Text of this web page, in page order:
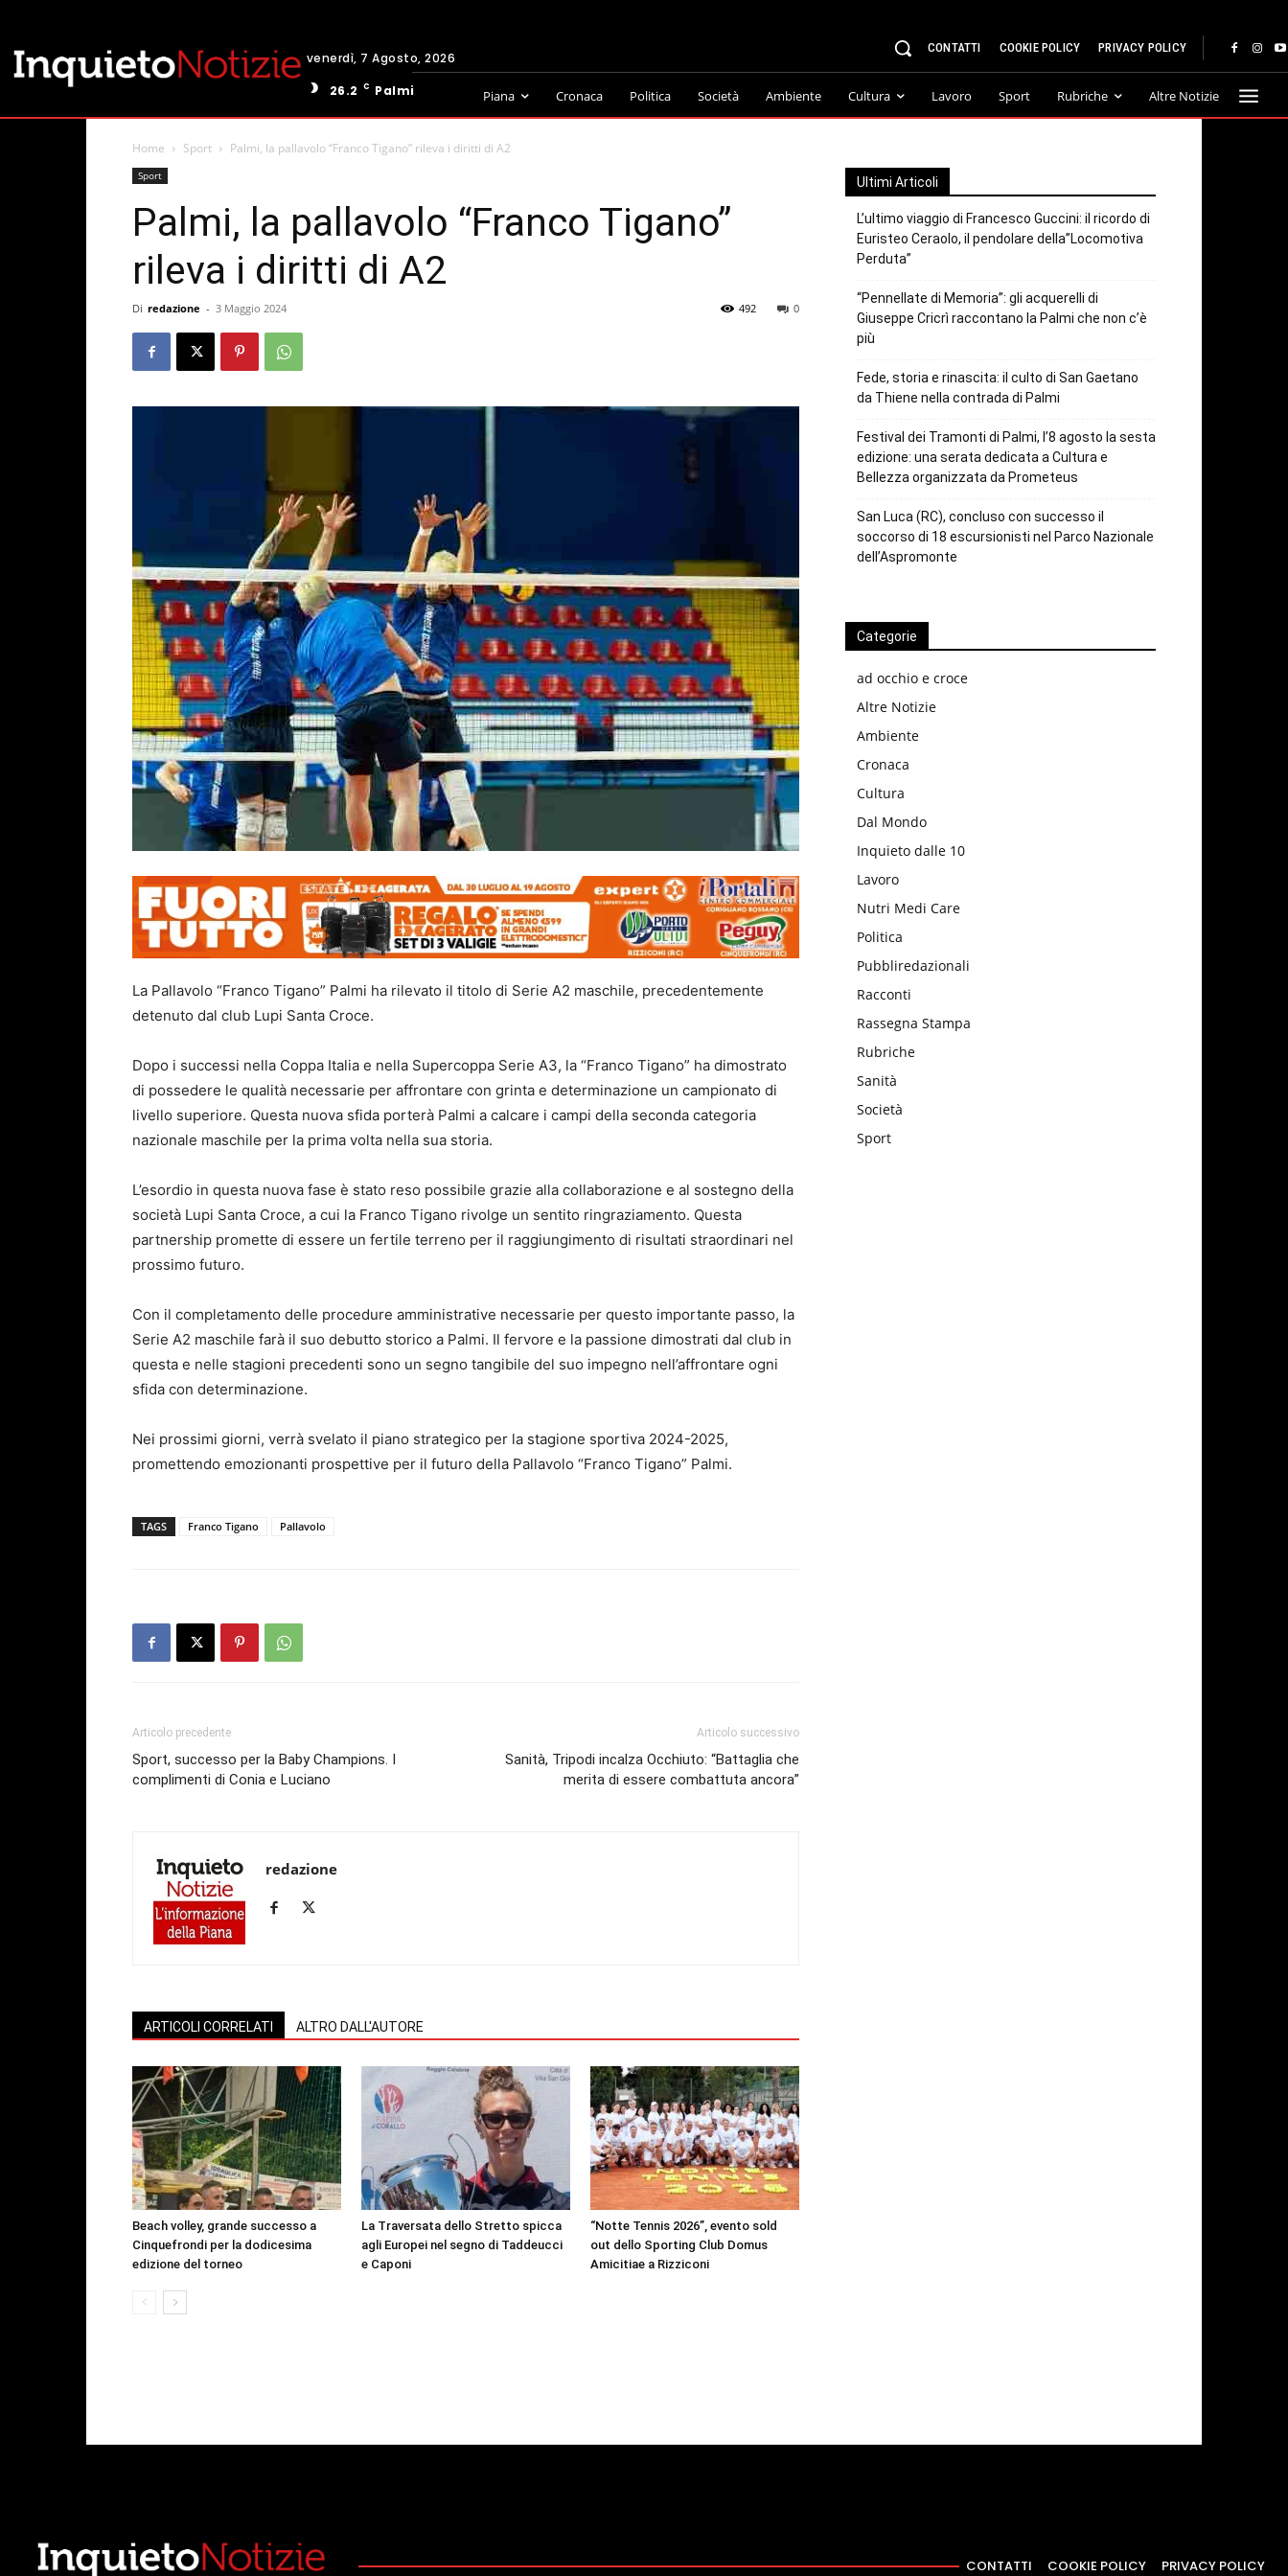
venerdì, 7 Agosto, 2026
26.2
C Palmi
CONTATTI COOKIE POLICY PRIVACY POLICY
Piana Cronaca Politica Società Ambiente Cultura Lavoro Sport Rubriche Altre Notizie
Home Sport Palmi, la pallavolo “Franco Tigano” rileva i diritti di A2
Sport
Palmi, la pallavolo “Franco Tigano”
rileva i diritti di A2
Di redazione - 3 Maggio 2024 0
492
La Pallavolo “Franco Tigano” Palmi ha rilevato il titolo di Serie A2 maschile, precedentemente
detenuto dal club Lupi Santa Croce.
Dopo i successi nella Coppa Italia e nella Supercoppa Serie A3, la “Franco Tigano” ha dimostrato
di possedere le qualità necessarie per affrontare con grinta e determinazione un campionato di
livello superiore. Questa nuova sfida porterà Palmi a calcare i campi della seconda categoria
nazionale maschile per la prima volta nella sua storia.
L’esordio in questa nuova fase è stato reso possibile grazie alla collaborazione e al sostegno della
società Lupi Santa Croce, a cui la Franco Tigano rivolge un sentito ringraziamento. Questa
partnership promette di essere un fertile terreno per il raggiungimento di risultati straordinari nel
prossimo futuro.
Con il completamento delle procedure amministrative necessarie per questo importante passo, la
Serie A2 maschile farà il suo debutto storico a Palmi. Il fervore e la passione dimostrati dal club in
questa e nelle stagioni precedenti sono un segno tangibile del suo impegno nell’affrontare ogni
sfida con determinazione.
Nei prossimi giorni, verrà svelato il piano strategico per la stagione sportiva 2024-2025,
promettendo emozionanti prospettive per il futuro della Pallavolo “Franco Tigano” Palmi.
TAGS Franco Tigano Pallavolo
Articolo precedente
Sport, successo per la Baby Champions. I
complimenti di Conia e Luciano
Articolo successivo
Sanità, Tripodi incalza Occhiuto: “Battaglia che
merita di essere combattuta ancora”
redazione
ARTICOLI CORRELATI ALTRO DALL'AUTORE
Beach volley, grande successo a
Cinquefrondi per la dodicesima
edizione del torneo
La Traversata dello Stretto spicca
agli Europei nel segno di Taddeucci
e Caponi
“Notte Tennis 2026”, evento sold
out dello Sporting Club Domus
Amicitiae a Rizziconi
Ultimi Articoli
L’ultimo viaggio di Francesco Guccini: il ricordo di
Euristeo Ceraolo, il pendolare della”Locomotiva
Perduta”
“Pennellate di Memoria”: gli acquerelli di
Giuseppe Cricrì raccontano la Palmi che non c’è
più
Fede, storia e rinascita: il culto di San Gaetano
da Thiene nella contrada di Palmi
Festival dei Tramonti di Palmi, l’8 agosto la sesta
edizione: una serata dedicata a Cultura e
Bellezza organizzata da Prometeus
San Luca (RC), concluso con successo il
soccorso di 18 escursionisti nel Parco Nazionale
dell’Aspromonte
Categorie
ad occhio e croce
Altre Notizie
Ambiente
Cronaca
Cultura
Dal Mondo
Inquieto dalle 10
Lavoro
Nutri Medi Care
Politica
Pubbliredazionali
Racconti
Rassegna Stampa
Rubriche
Sanità
Società
Sport
CONTATTI COOKIE POLICY PRIVACY POLICY